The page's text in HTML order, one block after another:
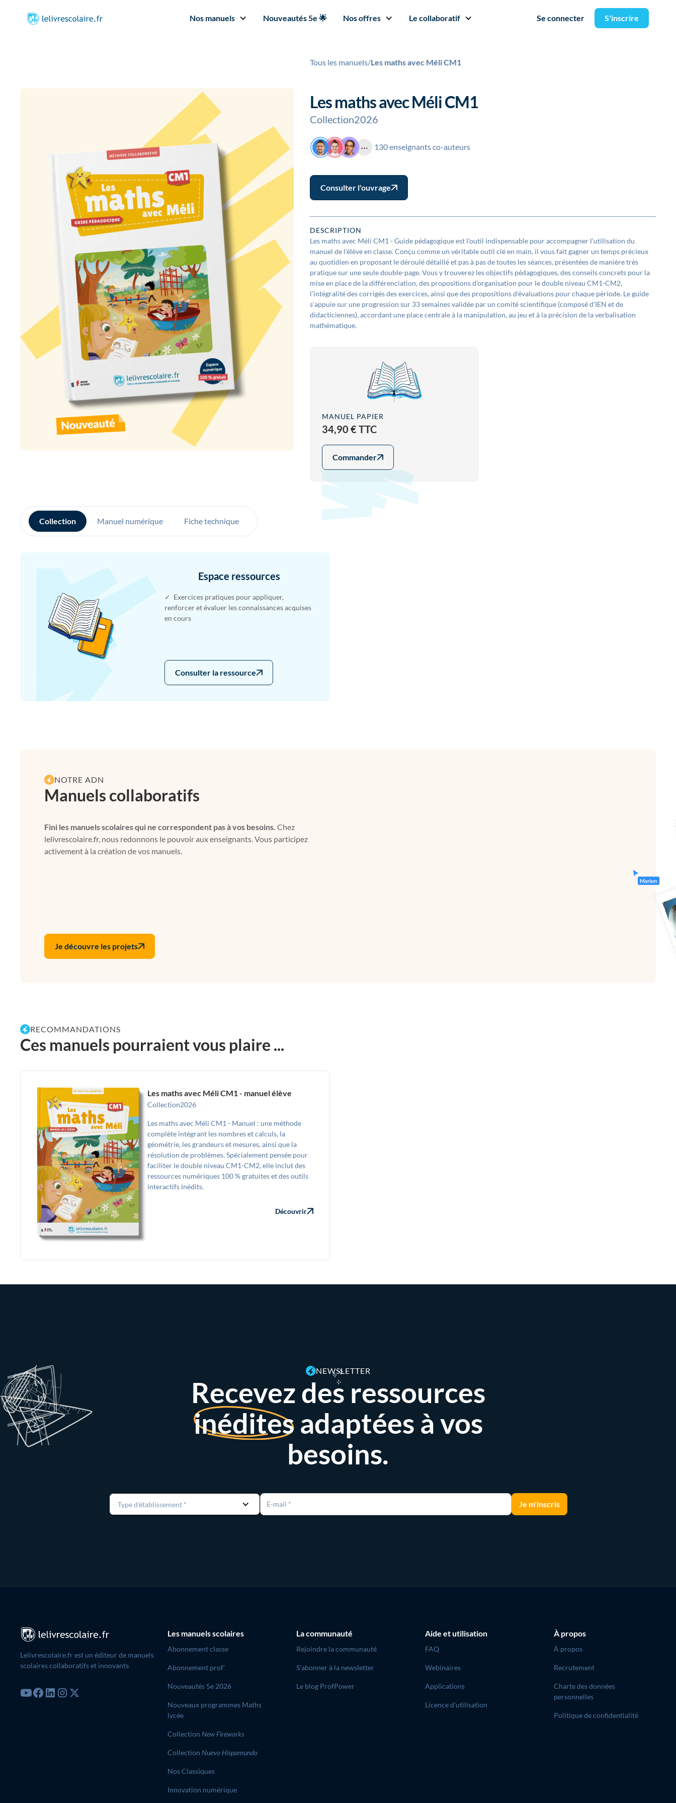
Nos manuels Nouveautés 5e 🌟 Nos offres Le collaboratif Se connecter S'inscrire
Tous les manuels/Les maths avec Méli CM1
Les maths avec Méli CM1
Collection2026
130 enseignants co-auteurs
Consulter l'ouvrage
DESCRIPTION
Les maths avec Méli CM1 - Guide pédagogique est l'outil indispensable pour accompagner l'utilisation du
manuel de l'élève en classe. Conçu comme un véritable outil clé en main, il vous fait gagner un temps précieux
au quotidien en proposant le déroulé détaillé et pas à pas de toutes les séances, présentées de manière très
pratique sur une seule double-page. Vous y trouverez les objectifs pédagogiques, des conseils concrets pour la
mise en place de la différenciation, des propositions d’organisation pour le double niveau CM1-CM2,
l'intégralité des corrigés des exercices, ainsi que des propositions d'évaluations pour chaque période. Le guide
s'appuie sur une progression sur 33 semaines validée par un comité scientifique (composé d'IEN et de
didacticiennes), accordant une place centrale à la manipulation, au jeu et à la précision de la verbalisation
mathématique.
MANUEL PAPIER
34,90 € TTC
Commander
Collection Manuel numérique Fiche technique
Espace ressources
✓ Exercices pratiques pour appliquer,
renforcer et évaluer les connaissances acquises
en cours
Consulter la ressource
NOTRE ADN
Manuels collaboratifs
Fini les manuels scolaires qui ne correspondent pas à vos besoins. Chez
lelivrescolaire.fr, nous redonnons le pouvoir aux enseignants. Vous participez
activement à la création de vos manuels.
Je découvre les projets
RECOMMANDATIONS
Ces manuels pourraient vous plaire ...
Les maths avec Méli CM1 - manuel élève
Collection2026
Les maths avec Méli CM1 - Manuel : une méthode
complète intégrant les nombres et calculs, la
géométrie, les grandeurs et mesures, ainsi que la
résolution de problèmes. Spécialement pensée pour
faciliter le double niveau CM1-CM2, elle inclut des
ressources numériques 100 % gratuites et des outils
interactifs inédits.
Découvrir
NEWSLETTER
Recevez des ressources
inéditesadaptées à vos
besoins.
Type d'établissement *
Lelivrescolaire.fr est un éditeur de manuels
scolaires collaboratifs et innovants
Les manuels scolaires
Abonnement classe
Abonnement prof'
Nouveautés 5e 2026
Nouveaux programmes Maths
lycée
Collection New Fireworks
Collection Nuevo Hispamundo
Nos Classiques
Innovation numérique
La communauté
Rejoindre la communauté
S’abonner à la newsletter
Le blog ProfPower
Aide et utilisation
FAQ
Webinaires
Applications
Licence d'utilisation
À propos
À propos
Recrutement
Charte des données
personnelles
Politique de confidentialité